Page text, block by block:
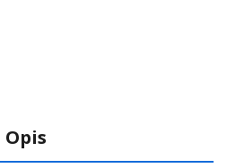
Opis